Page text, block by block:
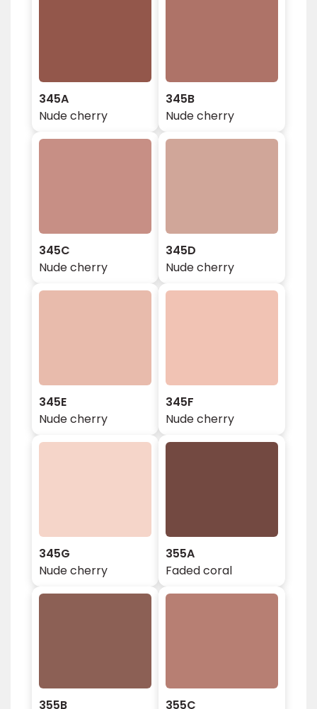
345A
Nude cherry
345B
Nude cherry
345C
Nude cherry
345D
Nude cherry
345E
Nude cherry
345F
Nude cherry
345G
Nude cherry
355A
Faded coral
355B 355C